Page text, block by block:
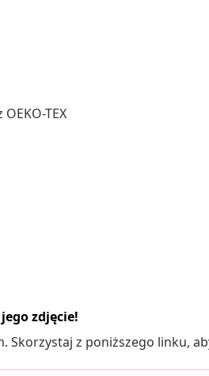
TEX
zdjęcie!
z poniższego linku,